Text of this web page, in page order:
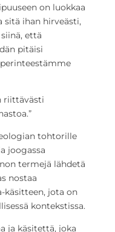
on luokkaa
sitä ihan hirveästi,
että
pitäisi
riittävästi
tohtorille
joogassa
termejä lähdetä
nostaa
käsitteen, jota on
kontekstissa.
ja käsitettä, joka